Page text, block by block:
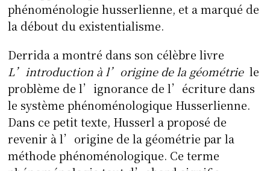
phénoménologie husserlienne, et a marqué de
la débout du existentialisme.
Derrida a montré dans son célèbre livre
L’introduction à l’origine de la géométriele
problème de l’ignorance de l’écriture dans
le système phénoménologique Husserlienne.
Dans ce petit texte, Husserl a proposé de
revenir à l’origine de la géométrie par la
méthode phénoménologique. Ce terme